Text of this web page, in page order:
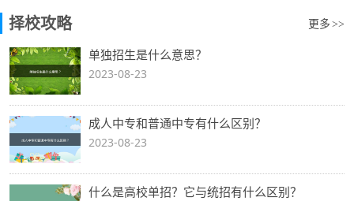
择校攻略 更多 >>
单独招生是什么意思？
2023-08-23
成人中专和普通中专有什么区别？
2023-08-23
什么是高校单招？它与统招有什么区别？